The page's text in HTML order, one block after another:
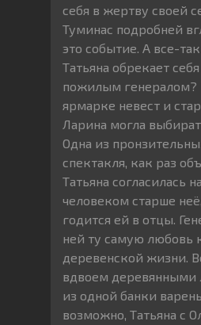
себя в жертву своей
Туминас подробней
это событие. А все-
Татьяна обрекает
пожилым генералом?
ярмарке невест и
Ларина могла
Одна из
спектакля, как раз
Татьяна согласилась
человеком старше
годится ей в отцы.
ней ту самую любовь
деревенской жизни.
вдвоем деревянными
из одной банки
возможно, Татьяна с